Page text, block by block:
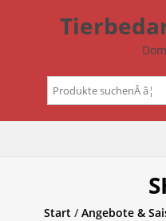
Suchen
nach:
Start/Angebote &